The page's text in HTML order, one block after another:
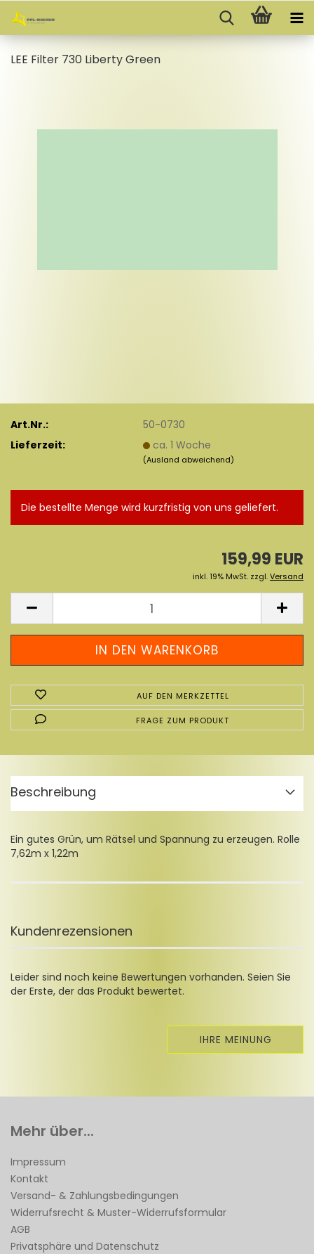
LEE Fil­ter 730 Li­ber­ty Green
Art.Nr.:
50-0730
Lieferzeit:
ca. 1 Woche
(Ausland abweichend)
Die bestellte Menge wird kurzfristig von uns geliefert.
159,99 EUR
inkl. 19% MwSt. zzgl.Versand
AUF DEN MERKZETTEL
FRAGE ZUM PRODUKT
Beschreibung
Ein gutes Grün, um Rätsel und Spannung zu erzeugen. Rolle
7,62m x 1,22m
Kundenrezensionen
Leider sind noch keine Bewertungen vorhanden. Seien Sie
der Erste, der das Produkt bewertet.
IHRE MEINUNG
Mehr über...
Impressum
Kontakt
Versand- & Zahlungsbedingungen
Widerrufsrecht & Muster-Widerrufsformular
AGB
Privatsphäre und Datenschutz